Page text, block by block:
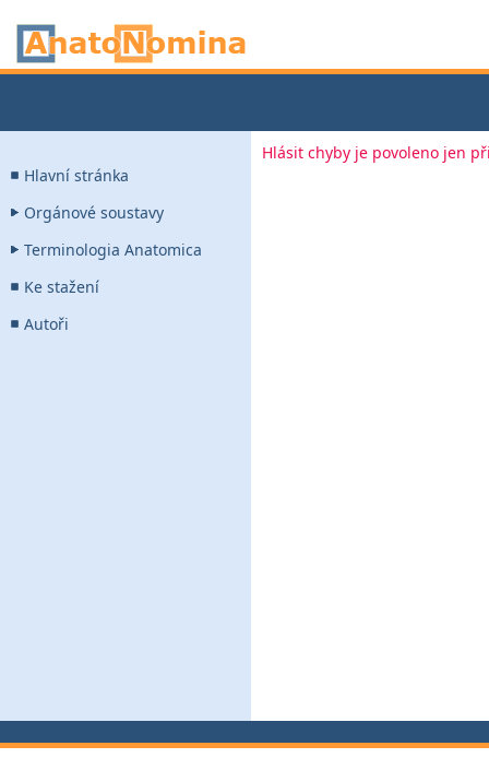
Hlavní stránka
Orgánové soustavy
Terminologia Anatomica
Ke stažení
Autoři
Hlásit chyby je povoleno jen